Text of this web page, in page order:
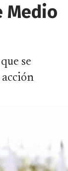
Medio
se
acción